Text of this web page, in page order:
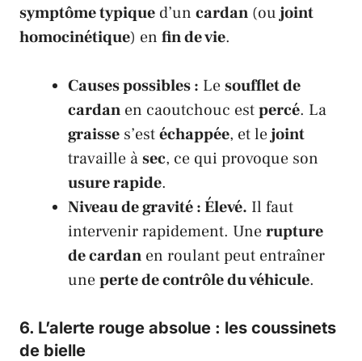
symptôme typique d’un cardan (ou joint
homocinétique) en fin de vie.
Causes possibles : Lesoufflet de
cardan en caoutchouc estpercé. La
graisse s’estéchappée, et lejoint
travaille àsec, ce qui provoque son
usure rapide.
Niveau de gravité : Élevé. Il faut
intervenir rapidement. Unerupture
de cardan en roulant peut entraîner
uneperte de contrôle du véhicule.
6. L’alerte rouge absolue : les coussinets
de bielle